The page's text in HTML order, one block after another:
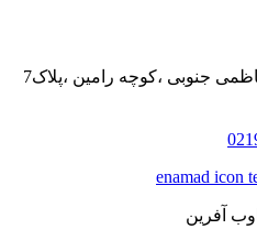
جنوبی ،کوچه رامین ،پلاک7
آفرین